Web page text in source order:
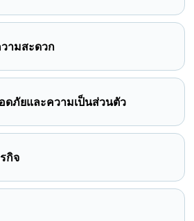
ามสะดวก
ดภัยและความเป็นส่วนตัว
กิจ